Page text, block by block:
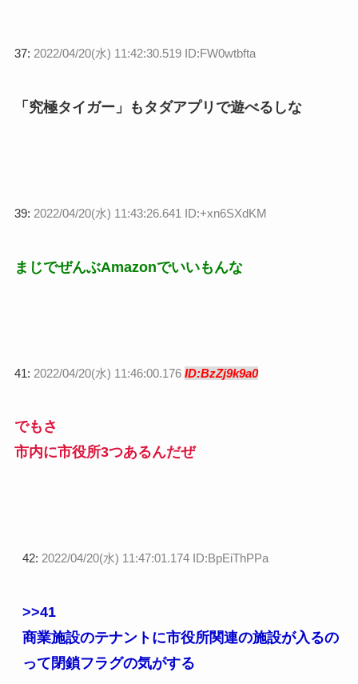
37: 2022/04/20(水) 11:42:30.519 ID:FW0wtbfta
「究極タイガー」もタダアプリで遊べるしな
39: 2022/04/20(水) 11:43:26.641 ID:+xn6SXdKM
まじでぜんぶAmazonでいいもんな
41: 2022/04/20(水) 11:46:00.176 ID:BzZj9k9a0
でもさ
市内に市役所3つあるんだぜ
42: 2022/04/20(水) 11:47:01.174 ID:BpEiThPPa
>>41
商業施設のテナントに市役所関連の施設が入るの
って閉鎖フラグの気がする